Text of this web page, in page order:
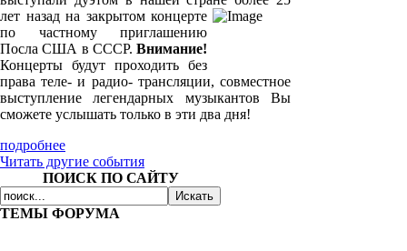
лет назад на закрытом концерте
по частному приглашению
Посла США в СССР. Внимание!
Концерты будут проходить без
права теле- и радио- трансляции, совместное
выступление легендарных музыкантов Вы
сможете услышать только в эти два дня!
подробнее
Читать другие события
ПОИСК ПО САЙТУ
ТЕМЫ ФОРУМА